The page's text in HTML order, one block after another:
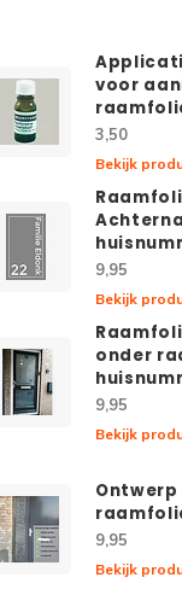
voor
3,50
Bekijk
9,95
Bekijk
onder
9,95
Bekijk
Ontwerp
9,95
Bekijk